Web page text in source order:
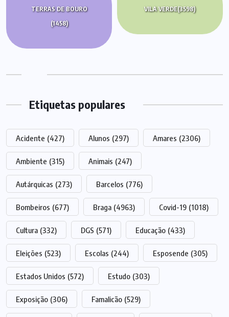
TERRAS DE BOURO
(1458)
VILA VERDE(3598)
Etiquetas populares
Acidente (427) Alunos (297) Amares (2306)
Ambiente (315) Animais (247)
Autárquicas (273) Barcelos (776)
Bombeiros (677) Braga (4963) Covid-19 (1018)
Cultura (332) DGS (571) Educação (433)
Eleições (523) Escolas (244) Esposende (305)
Estados Unidos (572) Estudo (303)
Exposição (306) Famalicão (529)